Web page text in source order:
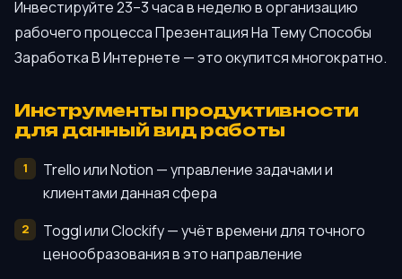
Инвестируйте 23–3 часа в неделю в организацию
рабочего процесса Презентация На Тему Способы
Заработка В Интернете — это окупится многократно.
Инструменты продуктивности
для данный вид работы
Trello или Notion — управление задачами и
клиентами данная сфера
Toggl или Clockify — учёт времени для точного
ценообразования в это направление